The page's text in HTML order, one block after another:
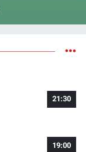
21:30
19:00